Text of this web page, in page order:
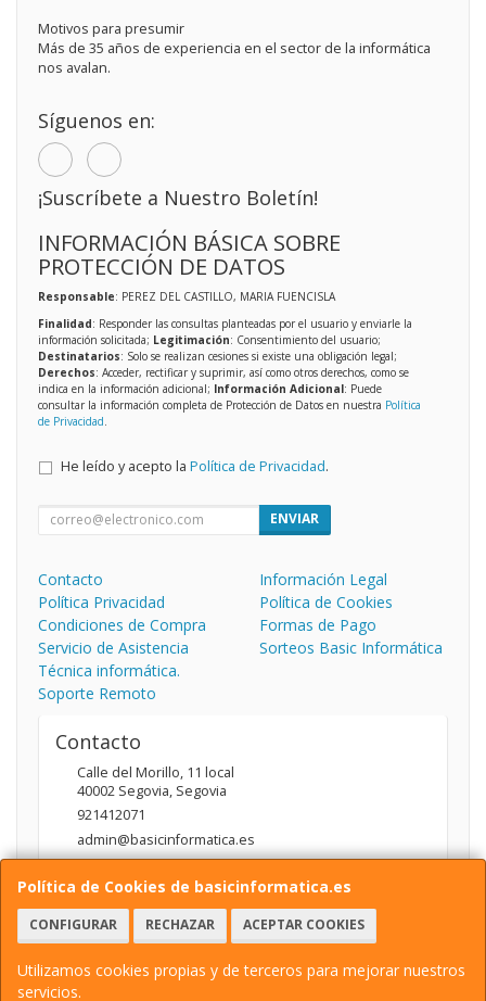
Política de Cookies de basicinformatica.es
CONFIGURAR RECHAZAR ACEPTAR COOKIES
Utilizamos cookies propias y de terceros para mejorar nuestros
servicios.
Motivos para presumir
Más de 35 años de experiencia en el sector de la informática
nos avalan.
Síguenos en:
¡Suscríbete a Nuestro Boletín!
INFORMACIÓN BÁSICA SOBRE
PROTECCIÓN DE DATOS
Responsable: PEREZ DEL CASTILLO, MARIA FUENCISLA
Finalidad: Responder las consultas planteadas por el usuario y enviarle la
información solicitada; Legitimación: Consentimiento del usuario;
Destinatarios: Solo se realizan cesiones si existe una obligación legal;
Derechos: Acceder, rectificar y suprimir, así como otros derechos, como se
indica en la información adicional; Información Adicional: Puede
consultar la información completa de Protección de Datos en nuestra Política
de Privacidad
He leído y acepto la Política de Privacidad.
ENVIAR
Contacto
Información Legal
Política Privacidad
Política de Cookies
Condiciones de Compra
Formas de Pago
Servicio de Asistencia
Técnica informática.
Soporte Remoto
Sorteos Basic Informática
Contacto
Calle del Morillo, 11 local
40002 Segovia, Segovia
921412071
admin@basicinformatica.es
Horario
L-V: 10:00 a 14:00h y de 17:00 a 20:00h / S: 10:00 a 14:00h